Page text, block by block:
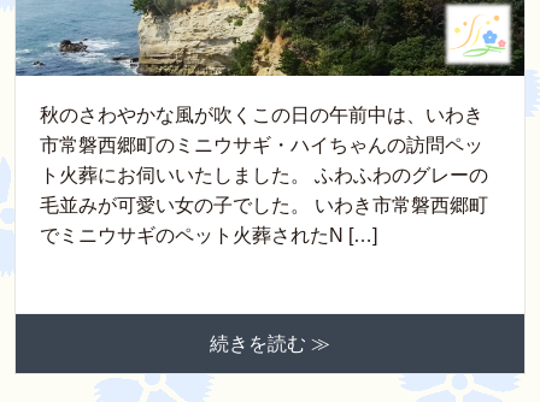
秋のさわやかな風が吹くこの日の午前中は、いわき
市常磐西郷町のミニウサギ・ハイちゃんの訪問ペッ
ト火葬にお伺いいたしました。 ふわふわのグレーの
毛並みが可愛い女の子でした。 いわき市常磐西郷町
でミニウサギのペット火葬されたN […]
続きを読む ≫